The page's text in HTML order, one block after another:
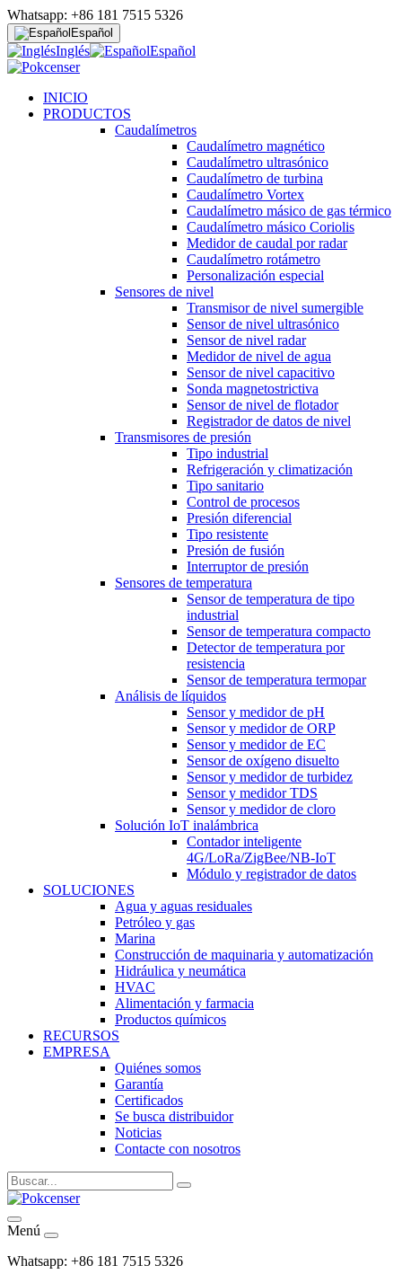
Whatsapp: +86 181 7515 5326
Español
Inglés Español
INICIO
PRODUCTOS
Caudalímetros
Caudalímetro magnético
Caudalímetro ultrasónico
Caudalímetro de turbina
Caudalímetro Vortex
Caudalímetro másico de gas térmico
Caudalímetro másico Coriolis
Medidor de caudal por radar
Caudalímetro rotámetro
Personalización especial
Sensores de nivel
Transmisor de nivel sumergible
Sensor de nivel ultrasónico
Sensor de nivel radar
Medidor de nivel de agua
Sensor de nivel capacitivo
Sonda magnetostrictiva
Sensor de nivel de flotador
Registrador de datos de nivel
Transmisores de presión
Tipo industrial
Refrigeración y climatización
Tipo sanitario
Control de procesos
Presión diferencial
Tipo resistente
Presión de fusión
Interruptor de presión
Sensores de temperatura
Sensor de temperatura de tipo
industrial
Sensor de temperatura compacto
Detector de temperatura por
resistencia
Sensor de temperatura termopar
Análisis de líquidos
Sensor y medidor de pH
Sensor y medidor de ORP
Sensor y medidor de EC
Sensor de oxígeno disuelto
Sensor y medidor de turbidez
Sensor y medidor TDS
Sensor y medidor de cloro
Solución IoT inalámbrica
Contador inteligente
4G/LoRa/ZigBee/NB-IoT
Módulo y registrador de datos
SOLUCIONES
Agua y aguas residuales
Petróleo y gas
Marina
Construcción de maquinaria y automatización
Hidráulica y neumática
HVAC
Alimentación y farmacia
Productos químicos
RECURSOS
EMPRESA
Quiénes somos
Garantía
Certificados
Se busca distribuidor
Noticias
Contacte con nosotros
Menú
Whatsapp: +86 181 7515 5326